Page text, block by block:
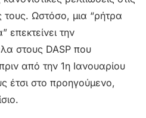
τους. Ωστόσο, μια “ρήτρα
επεκτείνει την
στους DASP που
από την 1η Ιανουαρίου
έτσι στο προηγούμενο,